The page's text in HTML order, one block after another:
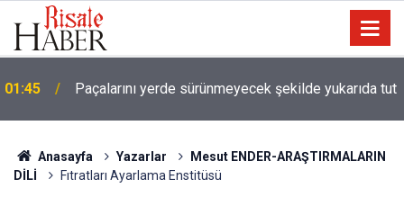
01:45 Paçalarını yerde sürünmeyecek şekilde yukarıda tut
Anasayfa Yazarlar
Mesut ENDER-ARAŞTIRMALARIN
DİLİ
Fıtratları Ayarlama Enstitüsü